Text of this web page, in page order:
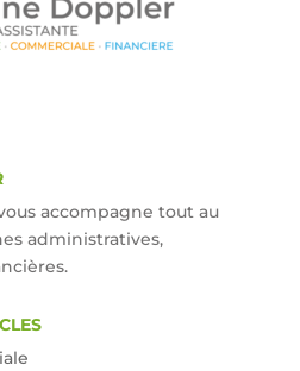
accompagne tout au
administratives,